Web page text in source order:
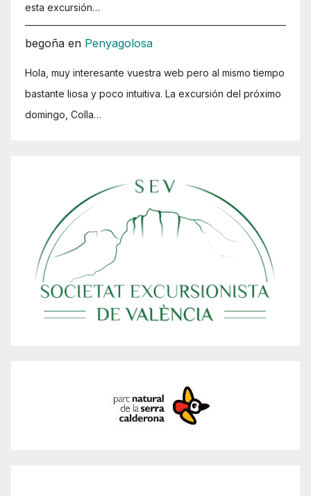
esta excursión…
begoña en Penyagolosa
Hola, muy interesante vuestra web pero al mismo tiempo
bastante liosa y poco intuitiva. La excursión del próximo
domingo, Colla…